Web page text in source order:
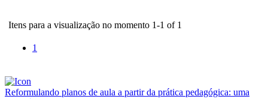
Itens para a visualização no momento 1-1 of 1
1
Reformulando planos de aula a partir da prática pedagógica: uma